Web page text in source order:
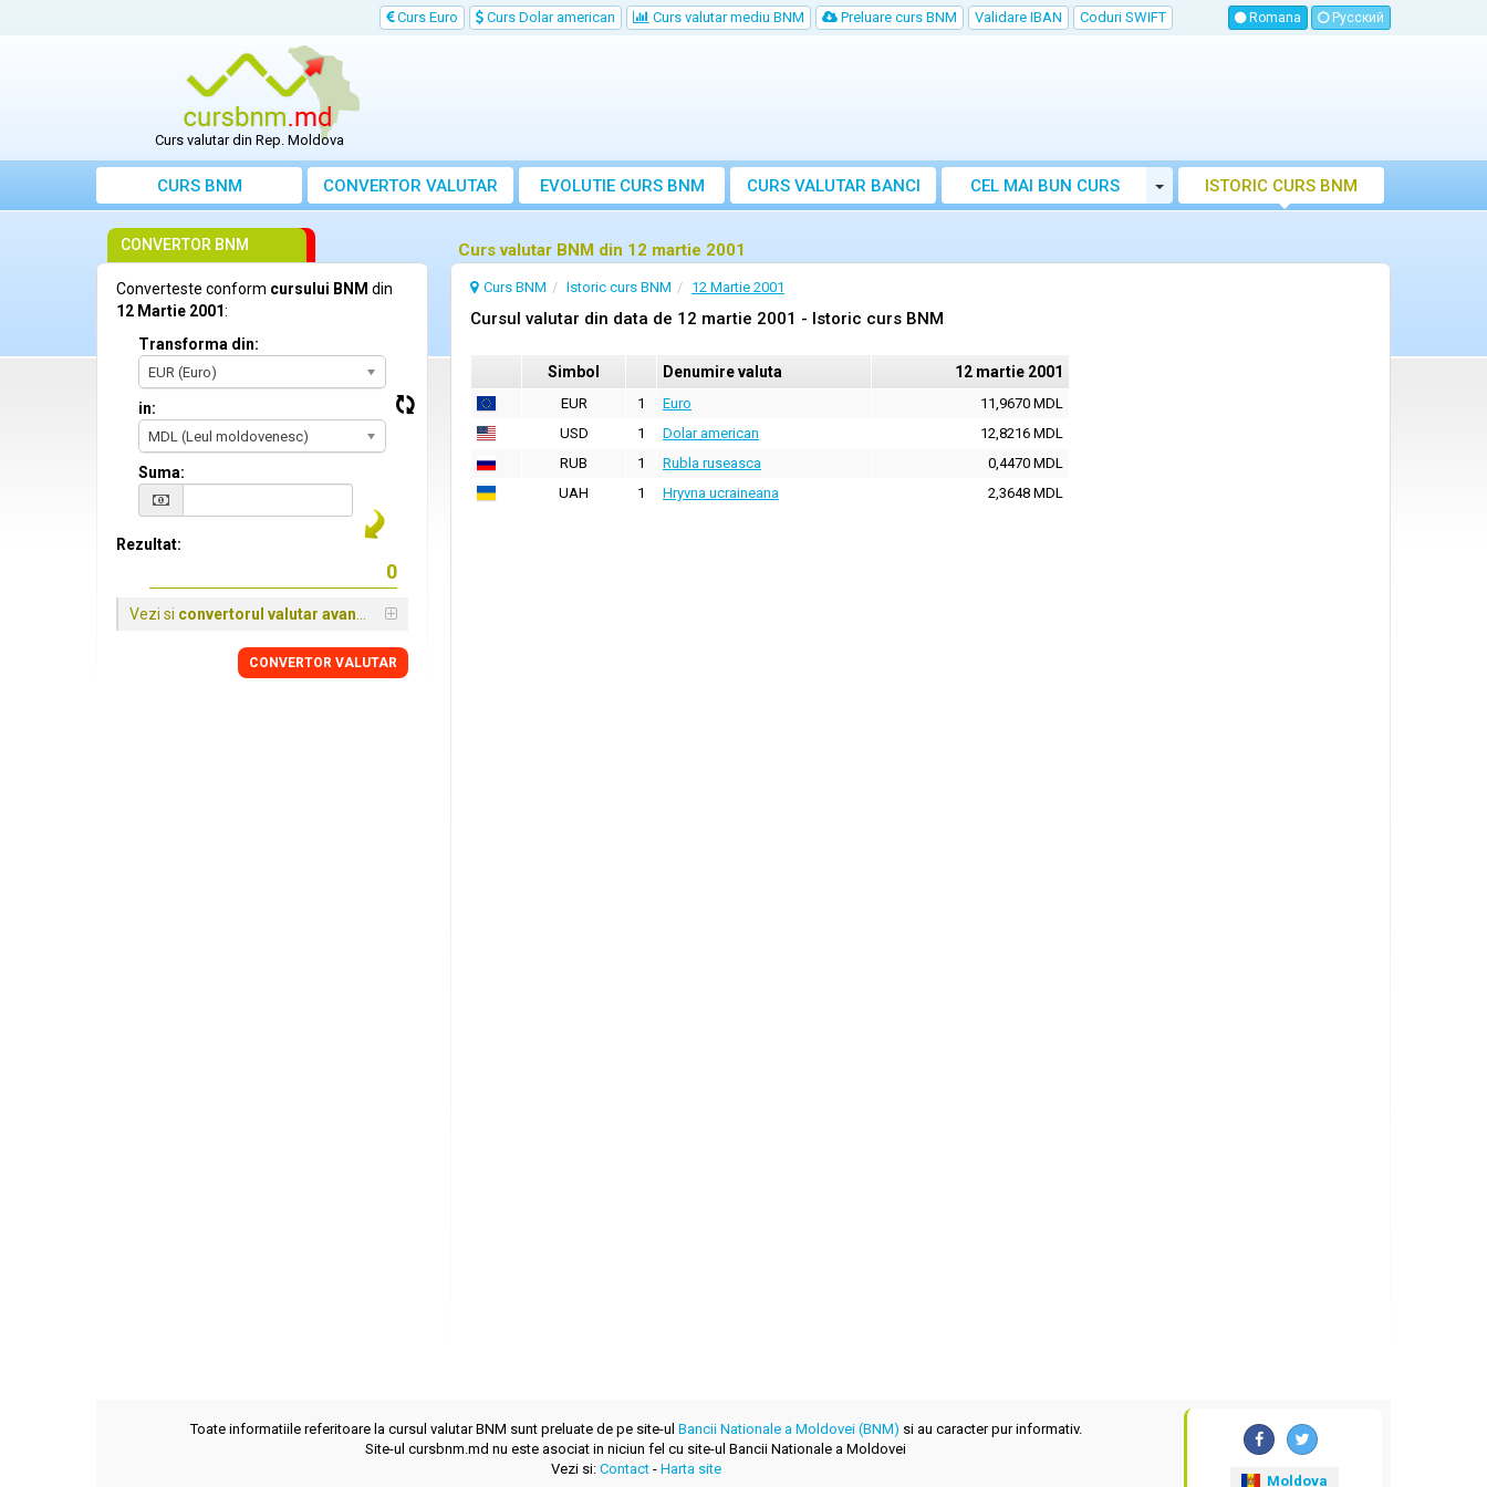
Curs Euro Curs Dolar american Curs valutar mediu BNM Preluare curs BNM Validare IBAN Coduri SWIFT Romana Русский
Curs valutar din Rep. Moldova
CURS BNM CONVERTOR VALUTAR EVOLUTIE CURS BNM CURS VALUTAR BANCI
CEL MAI BUN CURS
VALUTAR MOLDOVA
Toggle Dropdown
ISTORIC CURS BNM
Curs valutar BNM din 12 martie 2001
Curs BNM Istoric curs BNM 12 Martie 2001
Cursul valutar din data de 12 martie 2001 - Istoric curs BNM
Simbol Denumire valuta 12 martie 2001
EUR 1 Euro
11,9670 MDL
USD
1 Dolar american
12,8216 MDL
RUB
1 Rubla ruseasca
0,4470 MDL
UAH
1 Hryvna ucraineana 2,3648 MDL
CONVERTOR BNM
Converteste conform cursului BNM din
12 Martie 2001:
Transforma din:
EUR (Euro)
in:
MDL (Leul moldovenesc)
Suma:
Rezultat:
Vezi si convertorul valutar avansat
CONVERTOR VALUTAR
Toate informatiile referitoare la cursul valutar BNM sunt preluate de pe site-ul Bancii Nationale a Moldovei (BNM) si au caracter pur informativ.
Site-ul cursbnm.md nu este asociat in niciun fel cu site-ul Bancii Nationale a Moldovei
Vezi si: Contact- Harta site
Moldova